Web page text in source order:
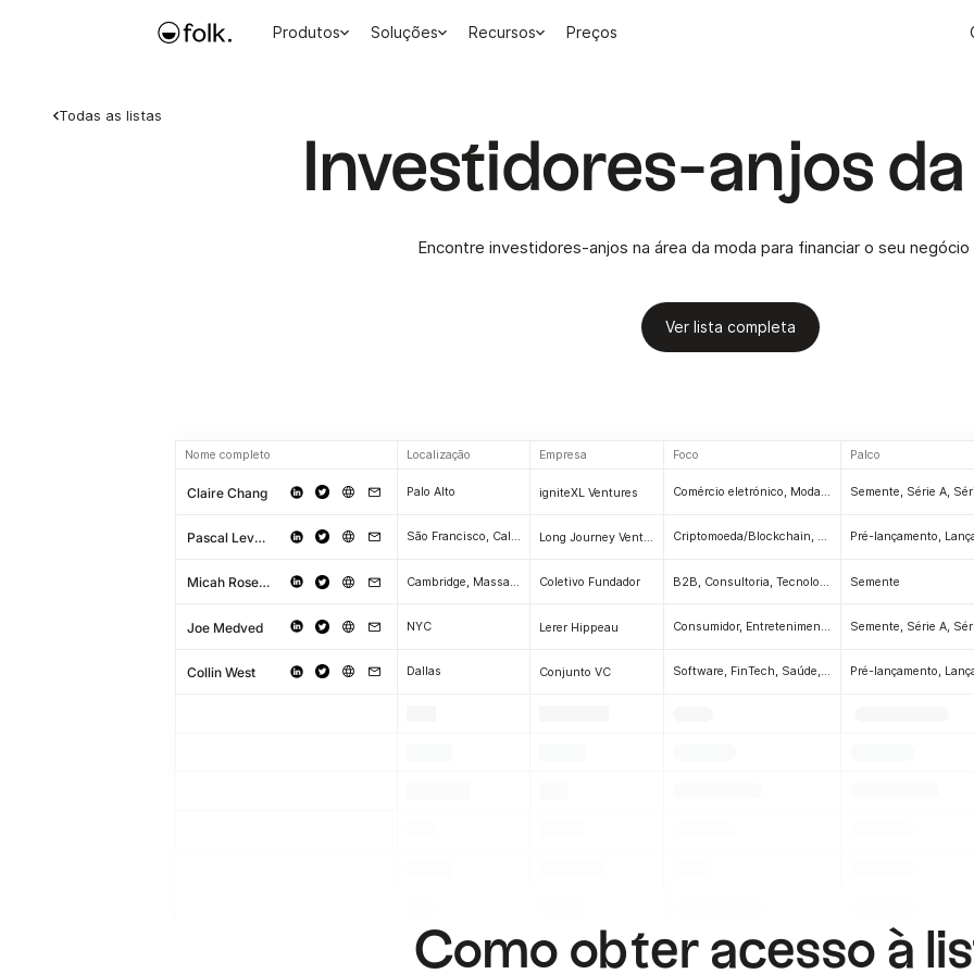
Produtos Soluções Recursos Preços
Todas as listas
Investidores-anjos
Encontre investidores-anjos na área da moda para financiar o seu
Ver lista completa
Nome completo Localização Empresa Foco Palco
Claire Chang Palo Alto igniteXL Ventures Comércio eletrónico, Moda, Marketing (MarTech), Mercado, Entretenimento e Mídia, Tecnologia de Varejo Semente, Série A,
Pascal Levy-Garboua São Francisco, Califórnia Long Journey Ventures Criptomoeda/Blockchain, Moda, Bens de consumo, FinTech, ClimateTech e CleanTech, Transportes, CloudTech, Cibersegurança, Tecnologia da informação, SaaS, PropTech, Serviços profissionais, Software, Economia criativa, Mercado, Aplicações, RetailTech, Alimentos e bebidas, Cuidados de saúde, Saúde e bem-estar
Micah Rosenbloom Cambridge, Massachusetts Coletivo Fundador B2B, Consultoria, Tecnologia de RH, Tecnologia da Informação, Software, Tecnologia em nuvem, Empresas, Infraestrutura, SaaS, Eventos, Desporto, Inteligência Artificial e Aprendizagem Automática (IA/ML), Transportes, Robótica, Comércio Eletrónico, Moda, Tecnologia de Retalho, Saúde, Consumidor, Marketing (MarTech), Automação de Vendas, Ferramentas de Desenvolvimento, FinTech, Cibersegurança, Serviços Profissionais, InsurTech, PetTech, Big Data e Análise, Manufatura, Ferramentas de Produtividade, PropTech, Paternidade, EdTech, Logística, IoT (Internet das Coisas), Pesquisa de Mercado, Entretenimento e Mídia, Beleza, Bens de Consumo, Aplicativos, SpaceTech, Criptomoeda/Blockchain, Hardware, Economia Criativa, E-Sports (Jogos), AgTech (FarmTech), Entregas, Alimentos e Bebidas, Colaboração, Software para Reuniões, Eletrónica de Consumo, Mercado, Hotelaria, Viagens, Comunidade, BioTech, Ciências da Vida, Farmacêutica, Computadores, Materiais Avançados, Saúde e Bem-Estar, CRM, Atendimento ao Cliente, Simulação, Tecnologia da Construção, Publicidade (AdTech) Semente
Joe Medved NYC Lerer Hippeau Consumidor, Entretenimento e Mídia, Comércio Eletrónico, Software, Empresa
Collin West Dallas Conjunto VC Software, FinTech, Saúde, EdTech, Consumidor
Como obter acesso à